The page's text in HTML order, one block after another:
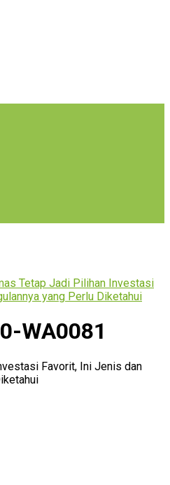
Tetap Jadi Pilihan Investasi
yang Perlu Diketahui
WA0081